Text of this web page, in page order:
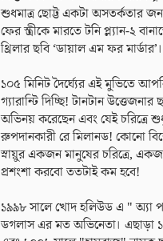
শুধমাত্র ছোট্ট একটা অসতর্কতার
ফের স্ত্রীকে মারতে টনি প্ল্যান-২
থ্রিলার ছবি ‘ডায়াল এম ফর মার্ডার’।
১০৫ মিনিট দৈর্ঘ্যের এই মুভিতে
গ্যারান্টি দিচ্ছি! টানটান
অভিনয় করেছেন এবং যেই চরিত্রে
রুপদানকারী রে মিলানড! কোনো
স্নায়ুর একজন মানুষের চরিত্রে, একজন
প্রশংশা করবো ততটাই কম হবে!
১৯৯৮ সালে খোদ হলিউড এ " অ্যা
ডগলাস এর মত অভিনেতা। এছাড়া